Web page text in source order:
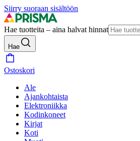
Siirry suoraan sisältöön
Hae tuotteita – aina halvat hinnat
Hae
Ostoskori
Ale
Ajankohtaista
Elektroniikka
Kodinkoneet
Kirjat
Koti